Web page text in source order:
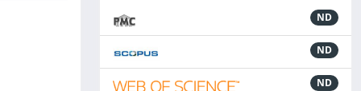
ND
ND
ND